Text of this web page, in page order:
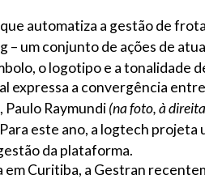
automatiza a gestão de
– um conjunto de ações de
o logotipo e a tonalidade
expressa a convergência
Paulo Raymundi(na foto, à
este ano, a logtech
da plataforma.
em Curitiba, a Gestran